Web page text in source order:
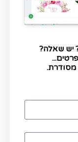
יש שאלה?
מסודרת.